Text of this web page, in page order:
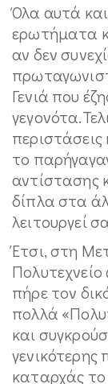
Όλα αυτά
ερωτήματα
αν δεν
Γενιά που
περιστάσεις
το
αντίστασης
δίπλα στα
λειτουργεί
Έτσι, στη
πήρε τον
πολλά
και
γενικότερης
καταρχάς το